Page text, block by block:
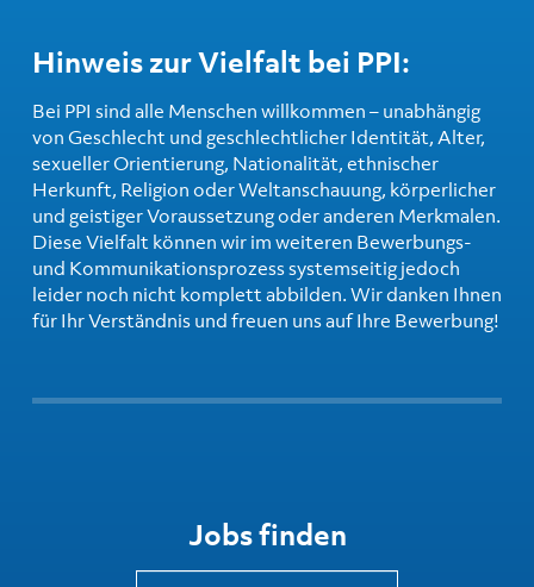
Hinweis zur Vielfalt bei PPI:
Bei PPI sind alle Menschen willkommen – unabhängig
von Geschlecht und geschlechtlicher Identität, Alter,
sexueller Orientierung, Nationalität, ethnischer
Herkunft, Religion oder Weltanschauung, körperlicher
und geistiger Voraussetzung oder anderen Merkmalen.
Diese Vielfalt können wir im weiteren Bewerbungs-
und Kommunikationsprozess systemseitig jedoch
leider noch nicht komplett abbilden. Wir danken Ihnen
für Ihr Verständnis und freuen uns auf Ihre Bewerbung!
Jobs finden